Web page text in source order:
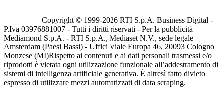
Copyright © 1999-2026 RTI S.p.A. Business Digital -
P.Iva 03976881007 - Tutti i diritti riservati - Per la pubblicità
Mediamond S.p.A. - RTI S.p.A., Mediaset N.V., sede legale
Amsterdam (Paesi Bassi) - Uffici Viale Europa 46, 20093 Cologno
Monzese (MI)Rispetto ai contenuti e ai dati personali trasmessi e/o
riprodotti è vietata ogni utilizzazione funzionale all’addestramento di
sistemi di intelligenza artificiale generativa. È altresì fatto divieto
espresso di utilizzare mezzi automatizzati di data scraping.